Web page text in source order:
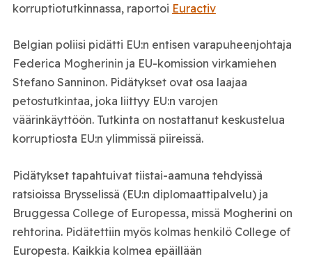
korruptiotutkinnassa, raportoi Euractiv
Belgian poliisi pidätti EU:n entisen varapuheenjohtaja
Federica Mogherinin ja EU-komission virkamiehen
Stefano Sanninon. Pidätykset ovat osa laajaa
petostutkintaa, joka liittyy EU:n varojen
väärinkäyttöön. Tutkinta on nostattanut keskustelua
korruptiosta EU:n ylimmissä piireissä.
Pidätykset tapahtuivat tiistai-aamuna tehdyissä
ratsioissa Brysselissä (EU:n diplomaattipalvelu) ja
Bruggessa College of Europessa, missä Mogherini on
rehtorina. Pidätettiin myös kolmas henkilö College of
Europesta. Kaikkia kolmea epäillään